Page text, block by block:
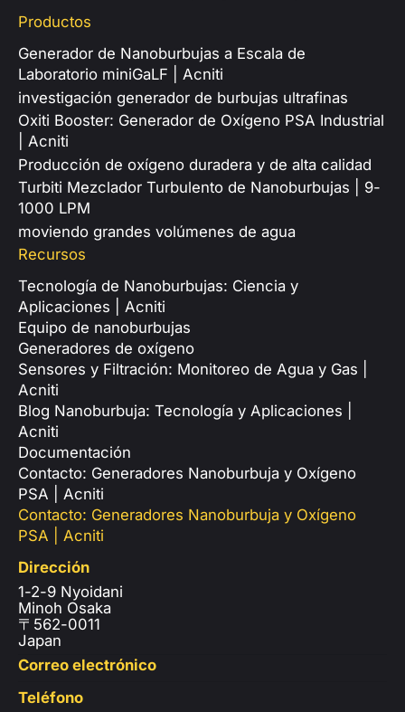
Productos
Generador de Nanoburbujas a Escala de
Laboratorio miniGaLF | Acniti
investigación generador de burbujas ultrafinas
Oxiti Booster: Generador de Oxígeno PSA Industrial
| Acniti
Producción de oxígeno duradera y de alta calidad
Turbiti Mezclador Turbulento de Nanoburbujas | 9-
1000 LPM
moviendo grandes volúmenes de agua
Recursos
Tecnología de Nanoburbujas: Ciencia y
Aplicaciones | Acniti
Equipo de nanoburbujas
Generadores de oxígeno
Sensores y Filtración: Monitoreo de Agua y Gas |
Acniti
Blog Nanoburbuja: Tecnología y Aplicaciones |
Acniti
Documentación
Contacto: Generadores Nanoburbuja y Oxígeno
PSA | Acniti
Contacto: Generadores Nanoburbuja y Oxígeno
PSA | Acniti
Dirección
1-2-9 Nyoidani
Minoh Osaka
〒562-0011
Japan
Correo electrónico
Teléfono